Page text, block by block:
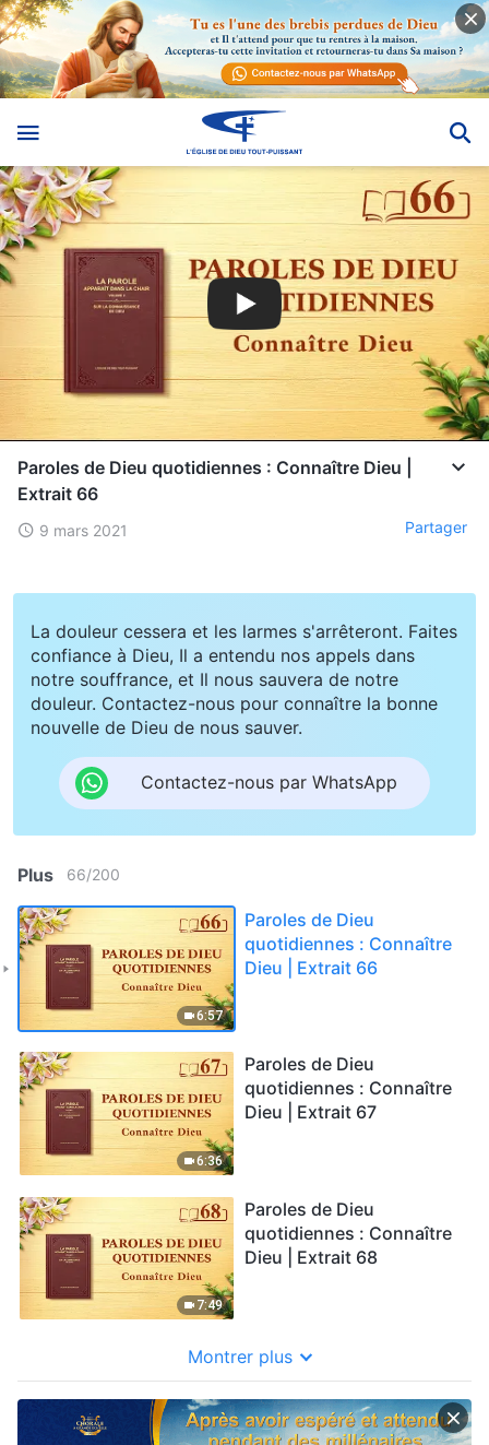
Paroles de Dieu quotidiennes : Connaître Dieu |
Extrait 66
9 mars 2021 Partager
La douleur cessera et les larmes s'arrêteront. Faites
confiance à Dieu, Il a entendu nos appels dans
notre souffrance, et Il nous sauvera de notre
douleur. Contactez-nous pour connaître la bonne
nouvelle de Dieu de nous sauver.
Contactez-nous par WhatsApp
Plus 66/200
6:57
Paroles de Dieu
quotidiennes : Connaître
Dieu | Extrait 66
6:36
Paroles de Dieu
quotidiennes : Connaître
Dieu | Extrait 67
7:49
Paroles de Dieu
quotidiennes : Connaître
Dieu | Extrait 68
Montrer plus